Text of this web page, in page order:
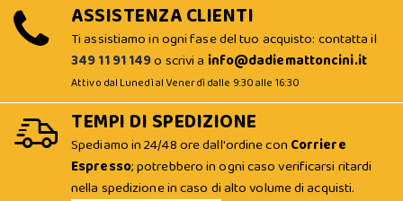
ASSISTENZA CLIENTI
Ti assistiamo in ogni fase del tuo acquisto: contatta il
349 11 91 149o scrivi a info@dadiemattoncini.it
Attivo dal Lunedì al Venerdì dalle 9:30 alle 16:30
TEMPI DI SPEDIZIONE
Spediamo in 24/48 ore dall'ordine con Corriere
Espresso; potrebbero in ogni caso verificarsi ritardi
nella spedizione in caso di alto volume di acquisti.